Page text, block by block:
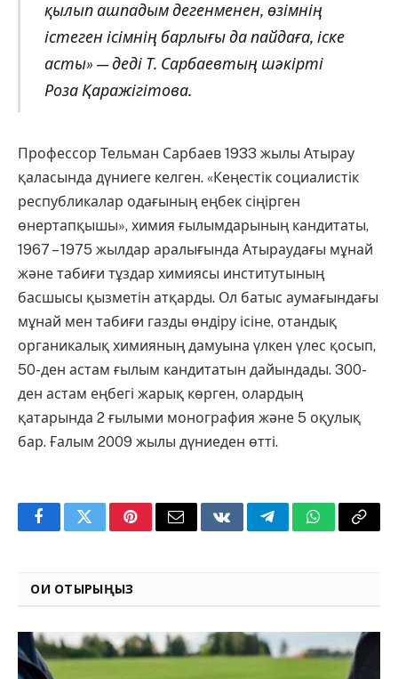
қылып ашпадым дегенменен, өзімнің
істеген ісімнің барлығы да пайдаға, іске
асты» — деді Т. Сарбаевтың шәкірті
Роза Қаражігітова.
Профессор Тельман Сарбаев 1933 жылы Атырау
қаласында дүниеге келген. «Кеңестік социалистік
республикалар одағының еңбек сіңірген
өнертапқышы», химия ғылымдарының кандитаты,
1967 – 1975 жылдар аралығында Атыраудағы мұнай
және табиғи тұздар химиясы институтының
басшысы қызметін атқарды. Ол батыс аумағындағы
мұнай мен табиғи газды өндіру ісіне, отандық
органикалық химияның дамуына үлкен үлес қосып,
50-ден астам ғылым кандитатын дайындады. 300-
ден астам еңбегі жарық көрген, олардың
қатарында 2 ғылыми монография және 5 оқулық
бар. Ғалым 2009 жылы дүниеден өтті.
FacebookTwitterPinterestEmail VKontakteTelegramWhatsApp
Copy
ОҚИ ОТЫРЫҢЫЗ